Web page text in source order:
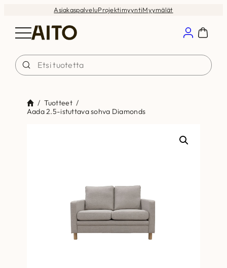
AsiakaspalveluProjektimyyntiMyymälät
/ Tuotteet /
Aada 2.5-istuttava sohva Diamonds